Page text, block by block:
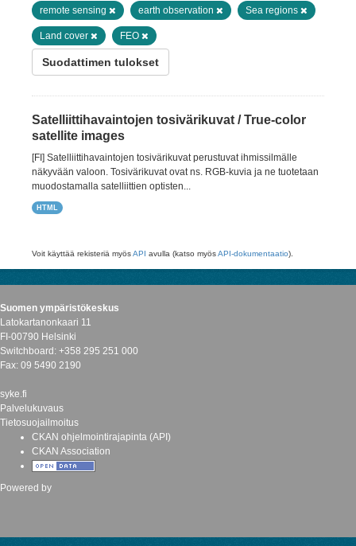
remote sensing earth observation Sea regions
Land cover FEO
Suodattimen tulokset
Satelliittihavaintojen tosivärikuvat / True-color
satellite images
[FI] Satelliittihavaintojen tosivärikuvat perustuvat ihmissilmälle
näkyvään valoon. Tosivärikuvat ovat ns. RGB-kuvia ja ne tuotetaan
muodostamalla satelliittien optisten...
HTML
Voit käyttää rekisteriä myösAPI avulla (katso myösAPI-dokumentaatio).
Suomen ympäristökeskus
Latokartanonkaari 11
FI-00790 Helsinki
Switchboard: +358 295 251 000
Fax: 09 5490 2190
syke.fi
Palvelukuvaus
Tietosuojailmoitus
CKAN ohjelmointirajapinta (API)
CKAN Association
Powered by